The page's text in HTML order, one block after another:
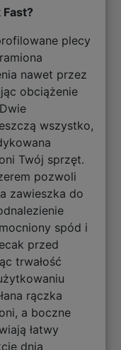
plecy
nawet przez
obciążenie
wszystko,
Twój sprzęt.
pozwoli
zawieszka do
spód i
przed
trwałość
rączka
a boczne
łatwy
dnia